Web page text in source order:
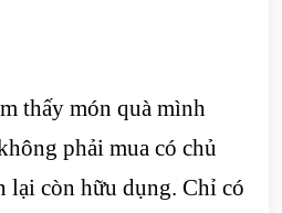
thấy món quà mình
phải mua có chủ
lại còn hữu dụng. Chỉ có